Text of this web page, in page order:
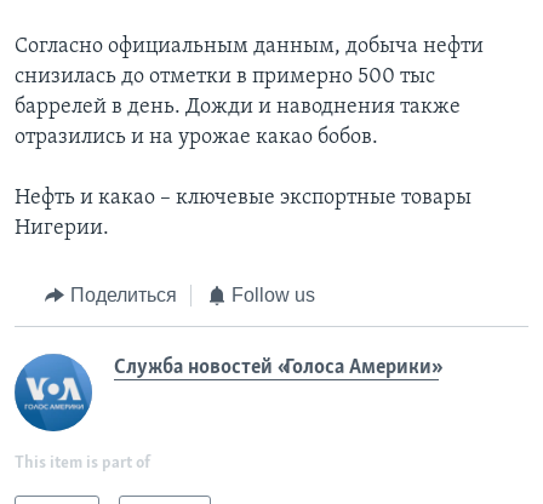
Согласно официальным данным, добыча нефти
снизилась до отметки в примерно 500 тыс
баррелей в день. Дожди и наводнения также
отразились и на урожае какао бобов.
Нефть и какао – ключевые экспортные товары
Нигерии.
Поделиться Follow us
Служба новостей «Голоса Америки»
This item is part of